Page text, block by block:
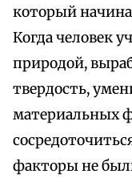
который
Когда человек
природой,
твердость,
материальных
факторы не